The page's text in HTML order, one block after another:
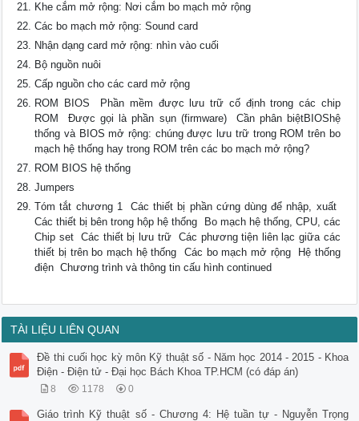
Khe cắm mở rộng: Nơi cắm bo mạch mở rộng
Các bo mạch mở rộng: Sound card
Nhận dạng card mở rộng: nhìn vào cuối
Bộ nguồn nuôi
Cấp nguồn cho các card mở rộng
ROM BIOS  Phần mềm được lưu trữ cố định trong các chip
ROM  Được gọi là phần sụn (firmware)  Cần phân biệtBIOShệ
thống và BIOS mở rộng: chúng được lưu trữ trong ROM trên bo
mạch hệ thống hay trong ROM trên các bo mạch mở rộng?
ROM BIOS hệ thống
Jumpers
Tóm tắt chương 1  Các thiết bị phần cứng dùng để nhập, xuất 
Các thiết bị bên trong hộp hệ thống  Bo mạch hệ thống, CPU, các
Chip set  Các thiết bị lưu trữ  Các phương tiện liên lạc giữa các
thiết bị trên bo mạch hệ thống  Các bo mạch mở rộng  Hệ thống
điện  Chương trình và thông tin cấu hình continued
TÀI LIỆU LIÊN QUAN
Đề thi cuối học kỳ môn Kỹ thuật số - Năm học 2014 - 2015 - Khoa
Điện - Điện tử - Đại học Bách Khoa TP.HCM (có đáp án)
8 1178 0
Giáo trình Kỹ thuật số - Chương 4: Hệ tuần tự - Nguyễn Trọng